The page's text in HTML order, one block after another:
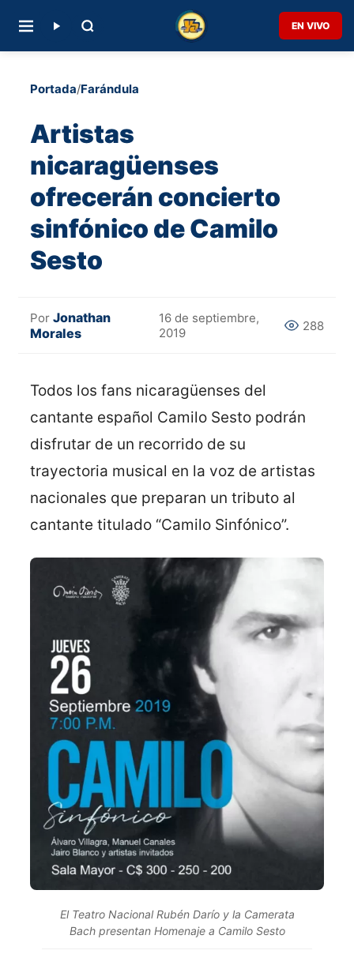
EN VIVO
Portada/Farándula
Artistas
nicaragüenses
ofrecerán concierto
sinfónico de Camilo
Sesto
Por Jonathan
Morales
16 de septiembre,
2019
288
Todos los fans nicaragüenses del
cantante español Camilo Sesto podrán
disfrutar de un recorrido de su
trayectoria musical en la voz de artistas
nacionales que preparan un tributo al
cantante titulado “Camilo Sinfónico”.
El Teatro Nacional Rubén Darío y la Camerata
Bach presentan Homenaje a Camilo Sesto